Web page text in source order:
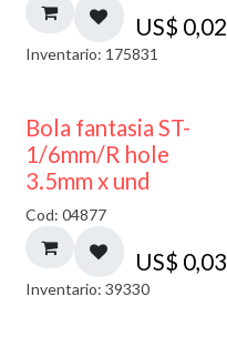
US$ 0,02
Inventario: 175831
Bola fantasia ST-
1/6mm/R hole
3.5mm x und
Cod: 04877
US$ 0,03
Inventario: 39330